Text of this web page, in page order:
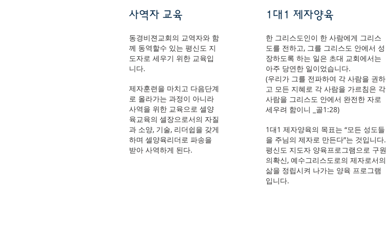
사역자 교육 1대1 제자양육
동경비젼교회의 교역자와 함
께 동역할수 있는 평신도 지
도자로 세우기 위한 교육입
니다.
제자훈련을 마치고 다음단계
로 올라가는 과정이 아니라
사역을 위한 교육으로 셀양
육교육의 셀장으로서의 자질
과 소양, 기술, 리더쉽을 갖게
하며 셀양육리더로 파송을
받아 사역하게 된다.
한 그리스도인이 한 사람에게 그리스
도를 전하고, 그를 그리스도 안에서 성
장하도록 하는 일은 초대 교회에서는
아주 당연한 일이었습니다.
(우리가 그를 전파하여 각 사람을 권하
고 모든 지혜로 각 사람을 가르침은 각
사람을 그리스도 안에서 완전한 자로
세우려 함이니 _골1:28)
1대1 제자양육의 목표는 “모든 성도들
을 주님의 제자로 만든다”는 것입니다.
평신도 지도자 양육프로그램으로 구원
의확신, 예수그리스도로의 제자로서의
삶을 정립시켜 나가는 양육 프로그램
입니다.